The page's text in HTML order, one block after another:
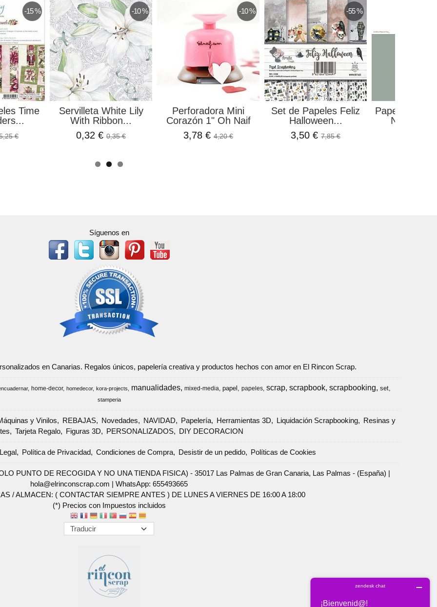
-15 %
Time
€
-10 %
Servilleta White Lily
With Ribbon...
0,32 €0,35 €
-10 %
Perforadora Mini
Corazón 1" Oh Naif
3,78 €4,20 €
-55 %
Set de Papeles Feliz
Halloween...
3,50 €7,85 €
Papel "Los
Nevy
Síguenos en
en Canarias. Regalos únicos, papelería creativa y productos hechos con amor en El Rincon Scrap.
home-decor homedecor kora-projects manualidades mixed-media papel papeles scrap scrapbook scrapbooking set
stamperia
y Vinilos REBAJAS Novedades NAVIDAD Papelería Herramientas 3D Liquidación Scrapbooking
Resinas y
Tarjeta Regalo Figuras 3D PERSONALIZADOS DIY DECORACION
Política de Privacidad Condiciones de Compra Desistir de un pedido Políticas de Cookies
PUNTO DE RECOGIDA Y NO UNA TIENDA FISICA) - 35017 Las Palmas de Gran Canaria, Las Palmas - (España) |
hola@elrinconscrap.com |WhatsApp: 655493665
/ ALMACEN: ( CONTACTAR SIEMPRE ANTES ) DE LUNES A VIERNES DE 16:00 A 18:00
(*) Precios con Impuestos incluidos